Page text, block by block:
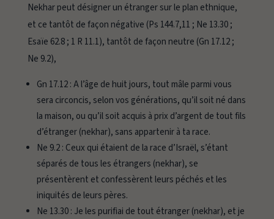
Nekharpeut désigner un étranger sur le plan ethnique,
et ce tantôt de façon négative (Ps 144.7,11 ; Ne 13.30 ;
Esaïe 62.8 ; 1 R 11.1), tantôt de façon neutre (Gn 17.12 ;
Ne 9.2),
Gn 17.12 :A l’âge de huit jours, tout mâle parmi vous
sera circoncis, selon vos générations, qu’il soit né dans
la maison, ou qu’il soit acquis à prix d’argent de tout fils
d’étranger (nekhar), sans appartenir à ta race.
Ne 9.2 : Ceux qui étaient de la race d’Israël, s’étant
séparés de tous les étrangers (nekhar), se
présentèrent et confessèrent leurs péchés et les
iniquités de leurs pères.
Ne 13.30 : Je les purifiai de tout étranger (nekhar), et je